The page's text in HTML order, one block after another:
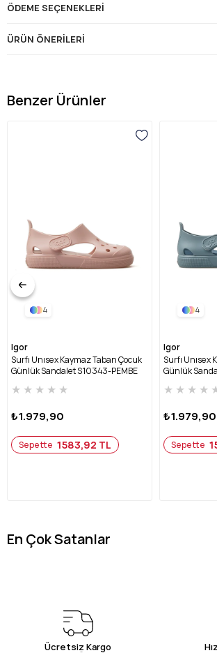
ÖDEME SEÇENEKLERI
ÜRÜN ÖNERILERI
Benzer Ürünler
4
Igor
Surfı Unısex Kaymaz Taban Çocuk
Günlük Sandalet S10343-PEMBE
★ ★ ★ ★ ★
₺1.979,90
Sepette 1583,92 TL
4
Igor
Surfı Unısex
Günlük
★ ★ ★ ★
₺1.979,90
Sepette
En Çok Satanlar
Ücretsiz Kargo